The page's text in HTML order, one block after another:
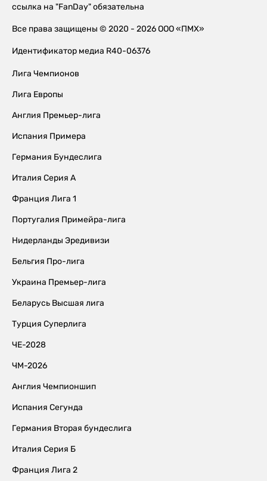
ссылка на "FanDay" обязательна
Все права защищены © 2020 - 2026 ООО «ПМХ»
Идентификатор медиа R40-06376
Лига Чемпионов
Лига Европы
Англия Премьер-лига
Испания Примера
Германия Бундеслига
Италия Серия А
Франция Лига 1
Португалия Примейра-лига
Нидерланды Эредивизи
Бельгия Про-лига
Украина Премьер-лига
Беларусь Высшая лига
Турция Суперлига
ЧЕ-2028
ЧМ-2026
Англия Чемпионшип
Испания Сегунда
Германия Вторая бундеслига
Италия Серия Б
Франция Лига 2